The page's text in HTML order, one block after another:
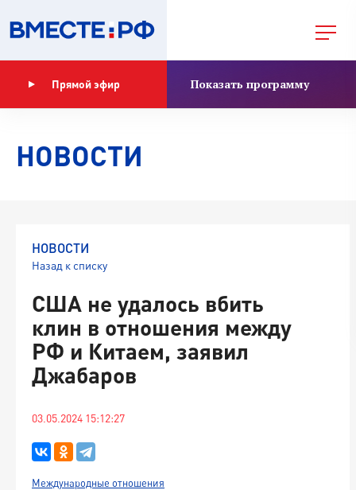
Прямой эфир Показать программу
НОВОСТИ
НОВОСТИ
Назад к списку
США не удалось вбить
клин в отношения между
РФ и Китаем, заявил
Джабаров
03.05.2024 15:12:27
Международные отношения